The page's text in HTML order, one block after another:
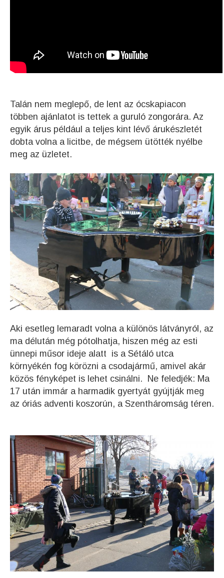
Talán nem meglepő, de lent az ócskapiacon
többen ajánlatot is tettek a guruló zongorára. Az
egyik árus például a teljes kint lévő árukészletét
dobta volna a licitbe, de mégsem ütötték nyélbe
meg az üzletet.
Aki esetleg lemaradt volna a különös látványról, az
ma délután még pótolhatja, hiszen még az esti
ünnepi műsor ideje alatt is a Sétáló utca
környékén fog körözni a csodajármű, amivel akár
közös fényképet is lehet csinálni. Ne feledjék: Ma
17 után immár a harmadik gyertyát gyújtják meg
az óriás adventi koszorún, a Szentháromság téren.